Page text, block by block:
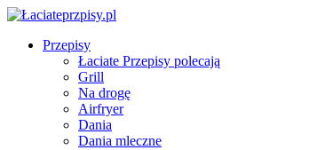
Przepisy
Łaciate Przepisy polecają
Grill
Na drogę
Airfryer
Dania
Dania mleczne